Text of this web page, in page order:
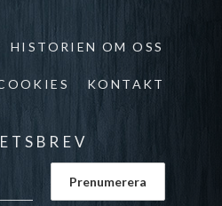
HISTORIEN OM OSS
KONTAKT